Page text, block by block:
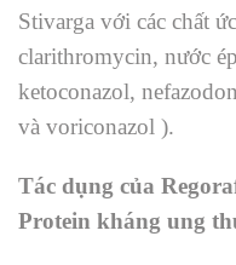
Stivarga với các chất
clarithromycin, nước
ketoconazol,
và voriconazol ).
Tác dụng của
Protein kháng ung